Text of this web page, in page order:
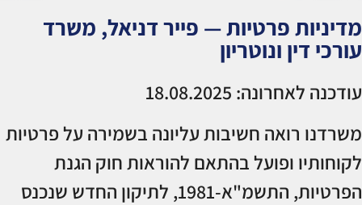
מדיניות פרטיות — פייר דניאל, משרד
עורכי דין ונוטריון
עודכנה לאחרונה: 18.08.2025
משרדנו רואה חשיבות עליונה בשמירה על פרטיות
לקוחותיו ופועל בהתאם להוראות חוק הגנת
הפרטיות, התשמ"א-1981, לתיקון החדש שנכנס